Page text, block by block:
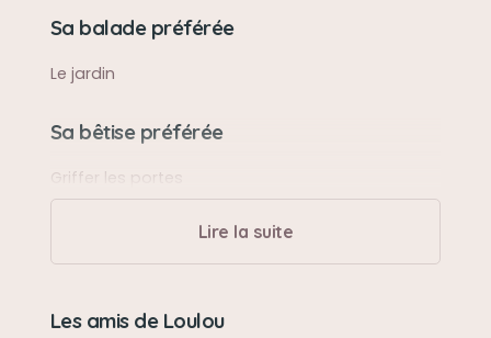
Sa balade préférée
Le jardin
Sa bêtise préférée
Griffer les portes
Lire la suite
Les amis de Loulou